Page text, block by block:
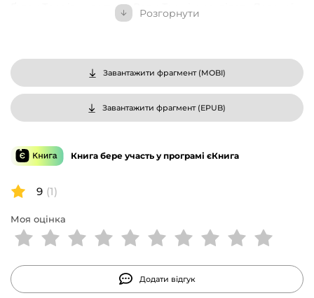
Ґолан Тревіз — депутат Ради Термінуса, пілот «Далекої
зірки» та людина, яка ухвалила найважливіше в історії
яку було знищено в усіх відомих світах. Мусить знайти,
адже Галактика опинилася на доленосному роздоріжжі.
Яким шляхом їй іти? Створити Другу Галактичну
Імперію за Планом Селдона чи злитися в єдиний
індивідуальності? Земля розвіє всі сумніви. Тож Тревіз
разом з істориком Пелоратом і геянкою Блісс
пошуки першосвіту — забутої колиски всього життя…
Розгорнути
Завантажити фрагмент (MOBI)
Завантажити фрагмент (EPUB)
Книга бере участь у програмі єКнига
9 (1)
Моя оцінка
Додати відгук